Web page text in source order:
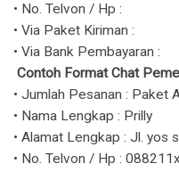
• No. Telvon / Hp :
• Via Paket Kiriman :
• Via Bank Pembayaran :
Contoh Format Chat
• Jumlah Pesanan : Paket
• Nama Lengkap : Prilly
• Alamat Lengkap : Jl. yos
• No. Telvon / Hp :